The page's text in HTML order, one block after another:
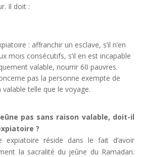
Il doit :
: affranchir un esclave, s’il n’en
mois consécutifs, s’il en est incapable
valable, nourrir 60 pauvres.
pas la personne exempte de
telle que le voyage.
pas sans raison valable, doit-il
?
expiatoire réside dans le fait d’avoir
la sacralité du jeûne du Ramadan.